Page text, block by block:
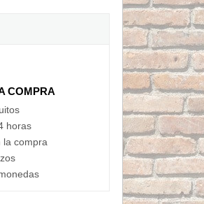
COMPRA
horas
la compra